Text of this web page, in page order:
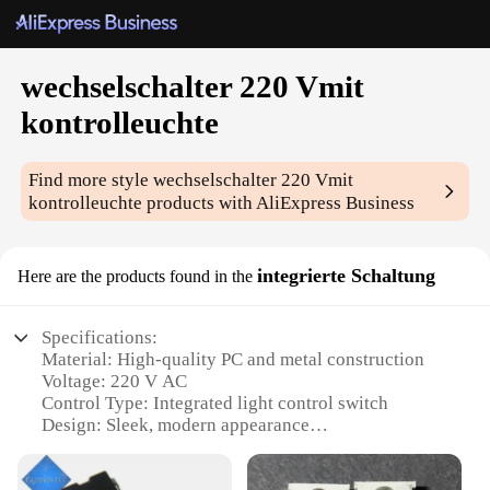
wechselschalter 220 Vmit
kontrolleuchte
Find more stylewechselschalter 220 Vmit
kontrolleuchte products with AliExpress Business
Here are the products found in the integrierte Schaltung
Specifications:
Material: High-quality PC and metal construction
Voltage: 220 V AC
Control Type: Integrated light control switch
Design: Sleek, modern appearance
Performance: Durable and reliable